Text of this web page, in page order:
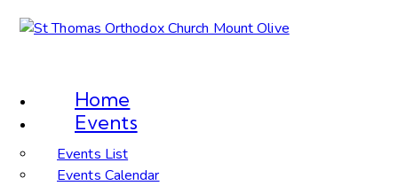
Home
Events
Events List
Events Calendar